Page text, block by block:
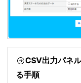
CSV出力パネ
る手順